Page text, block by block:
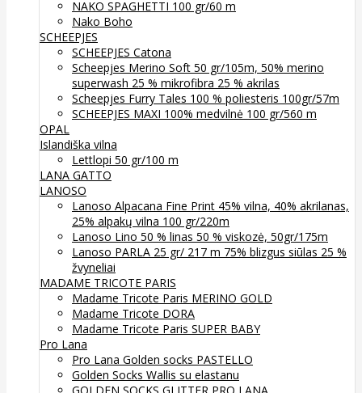
NAKO SPAGHETTI 100 gr/60 m
Nako Boho
SCHEEPJES
SCHEEPJES Catona
Scheepjes Merino Soft 50 gr/105m, 50% merino
superwash 25 % mikrofibra 25 % akrilas
Scheepjes Furry Tales 100 % poliesteris 100gr/57m
SCHEEPJES MAXI 100% medvilnė 100 gr/560 m
OPAL
Islandiška vilna
Lettlopi 50 gr/100 m
LANA GATTO
LANOSO
Lanoso Alpacana Fine Print 45% vilna, 40% akrilanas,
25% alpakų vilna 100 gr/220m
Lanoso Lino 50 % linas 50 % viskozė, 50gr/175m
Lanoso PARLA 25 gr/ 217 m 75% blizgus siūlas 25 %
žvyneliai
MADAME TRICOTE PARIS
Madame Tricote Paris MERINO GOLD
Madame Tricote DORA
Madame Tricote Paris SUPER BABY
Pro Lana
Pro Lana Golden socks PASTELLO
Golden Socks Wallis su elastanu
GOLDEN SOCKS GLITTER PRO LANA